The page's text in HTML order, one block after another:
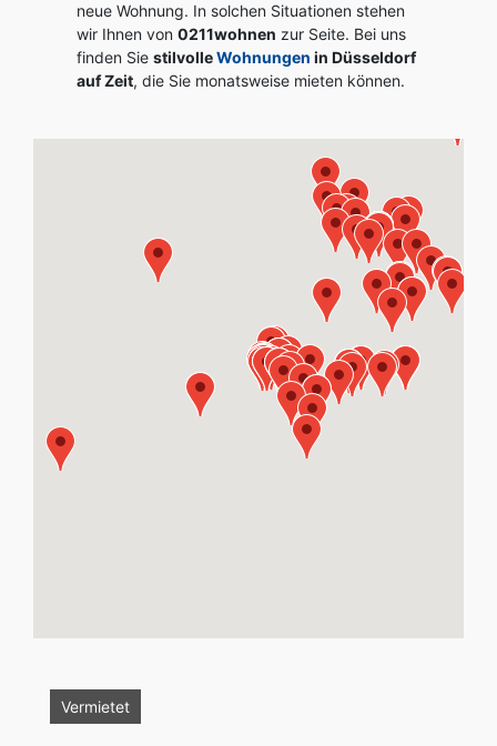
neue Wohnung. In solchen Situationen stehen
wir Ihnen von 0211wohnen zur Seite. Bei uns
finden Sie stilvolleWohnungen in Düsseldorf
auf Zeit, die Sie monatsweise mieten können.
Vermietet